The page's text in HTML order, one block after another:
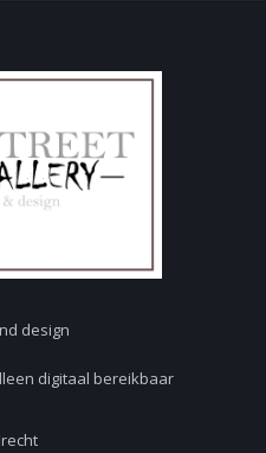
design
digitaal bereikbaar